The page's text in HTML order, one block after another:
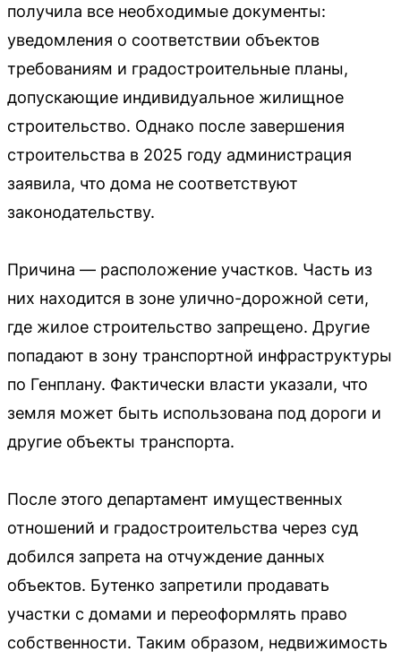
получила все необходимые документы:
уведомления о соответствии объектов
требованиям и градостроительные планы,
допускающие индивидуальное жилищное
строительство. Однако после завершения
строительства в 2025 году администрация
заявила, что дома не соответствуют
законодательству.
Причина — расположение участков. Часть из
них находится в зоне улично-дорожной сети,
где жилое строительство запрещено. Другие
попадают в зону транспортной инфраструктуры
по Генплану. Фактически власти указали, что
земля может быть использована под дороги и
другие объекты транспорта.
После этого департамент имущественных
отношений и градостроительства через суд
добился запрета на отчуждение данных
объектов. Бутенко запретили продавать
участки с домами и переоформлять право
собственности. Таким образом, недвижимость